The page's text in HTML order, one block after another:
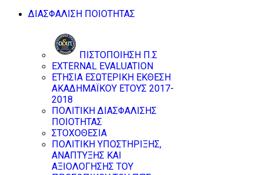
ΔΙΑΣΦΑΛΙΣΗ ΠΟΙΟΤΗΤΑΣ
ΠΙΣΤΟΠΟΙΗΣΗ Π.Σ
EXTERNAL EVALUATION
ΕΤΗΣΙΑ ΕΣΩΤΕΡΙΚΗ ΕΚΘΕΣΗ
ΑΚΑΔΗΜΑΪΚΟΥ ΕΤΟΥΣ 2017-
2018
ΠΟΛΙΤΙΚΗ ΔΙΑΣΦΑΛΙΣΗΣ
ΠΟΙΟΤΗΤΑΣ
ΣΤΟΧΟΘΕΣΙΑ
ΠΟΛΙΤΙΚΗ ΥΠΟΣΤΗΡΙΞΗΣ,
ΑΝΑΠΤΥΞΗΣ ΚΑΙ
ΑΞΙΟΛΟΓΗΣΗΣ ΤΟΥ